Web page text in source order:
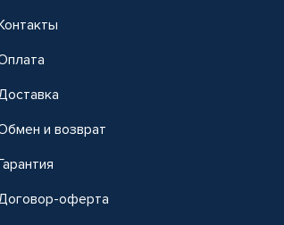
и возврат
оферта